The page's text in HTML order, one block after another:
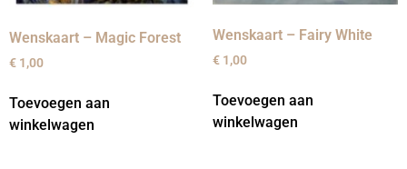
Wenskaart – Magic Forest
€ 1,00
Toevoegen aan
winkelwagen
Wenskaart – Fairy White
€ 1,00
Toevoegen aan
winkelwagen